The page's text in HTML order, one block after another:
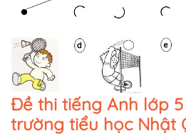
Đề thi tiếng Anh lớp 5
trường tiểu học Nhật